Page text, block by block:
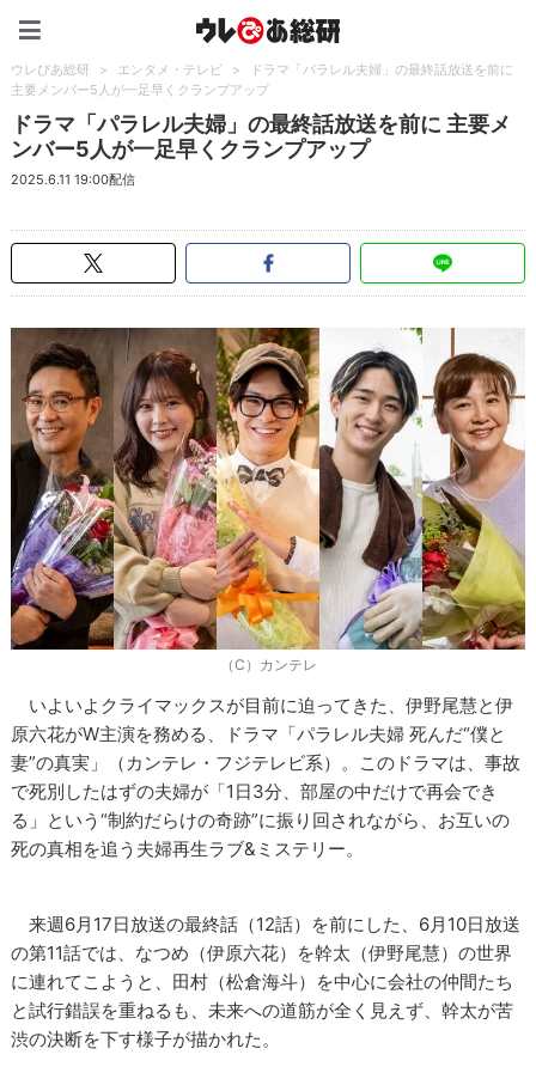
ウレぴあ総研 > エンタメ・テレビ >
ドラマ「パラレル夫婦」の最終話放送を前に
主要メンバー5人が一足早くクランプアップ
ドラマ「パラレル夫婦」の最終話放送を前に 主要メ
ンバー5人が一足早くクランプアップ
2025.6.11 19:00配信
（C）カンテレ
いよいよクライマックスが目前に迫ってきた、伊野尾慧と伊
原六花がW主演を務める、ドラマ「パラレル夫婦 死んだ“僕と
妻”の真実」（カンテレ・フジテレビ系）。このドラマは、事故
で死別したはずの夫婦が「1日3分、部屋の中だけで再会でき
る」という“制約だらけの奇跡”に振り回されながら、お互いの
死の真相を追う夫婦再生ラブ&ミステリー。
来週6月17日放送の最終話（12話）を前にした、6月10日放送
の第11話では、なつめ（伊原六花）を幹太（伊野尾慧）の世界
に連れてこようと、田村（松倉海斗）を中心に会社の仲間たち
と試行錯誤を重ねるも、未来への道筋が全く見えず、幹太が苦
渋の決断を下す様子が描かれた。